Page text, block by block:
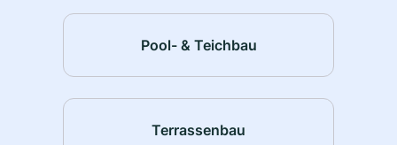
Pool- & Teichbau
Terrassenbau